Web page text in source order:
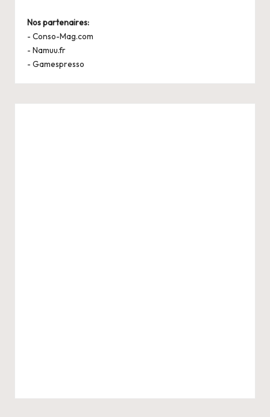
Nos partenaires:
- Conso-Mag.com
- Namuu.fr
- Gamespresso